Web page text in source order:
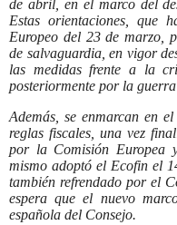
de abril, en el marco del
Estas orientaciones, que
Europeo del 23 de marzo,
de salvaguardia, en vigor
las medidas frente a la
posteriormente por la
Además, se enmarcan en
reglas fiscales, una vez
por la Comisión Europea
mismo adoptó el Ecofin el
también refrendado por el
espera que el nuevo
española del Consejo.